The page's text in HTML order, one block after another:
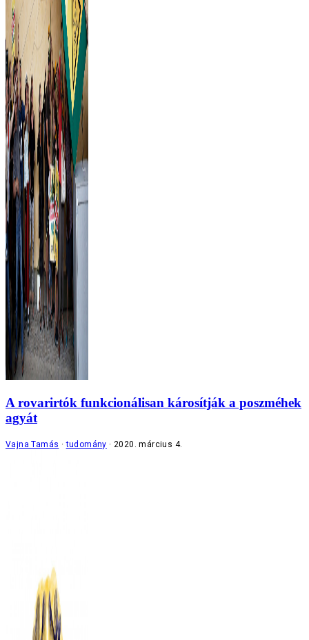
A rovarirtók funkcionálisan károsítják a poszméhek
agyát
Vajna Tamás tudomány 2020. március 4.